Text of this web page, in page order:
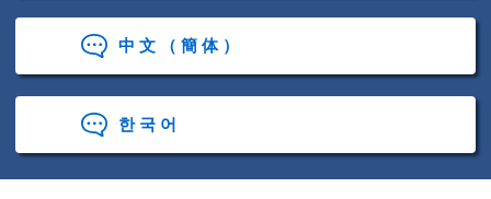
中文（簡体）
한국어